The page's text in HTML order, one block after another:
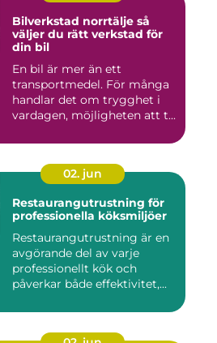
Bilverkstad norrtälje så
väljer du rätt verkstad för
din bil
En bil är mer än ett
transportmedel. För många
handlar det om trygghet i
vardagen, möjligheten att t...
02. jun
Restaurangutrustning för
professionella köksmiljöer
Restaurangutrustning är en
avgörande del av varje
professionellt kök och
påverkar både effektivitet,...